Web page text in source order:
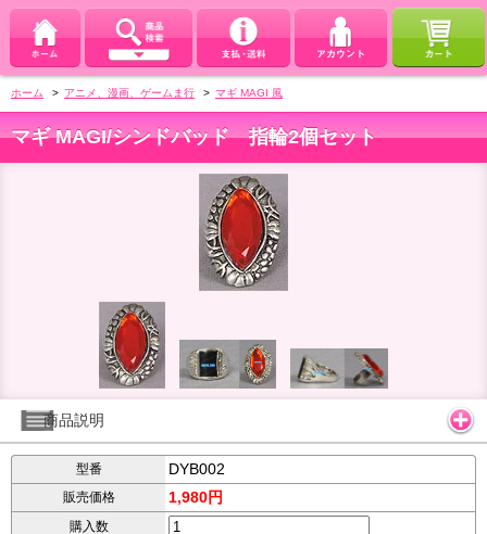
ホーム > アニメ、漫画、ゲームま行 > マギ MAGI 風
マギ MAGI/シンドバッド 指輪2個セット
商品説明
型番 DYB002
販売価格 1,980円
購入数